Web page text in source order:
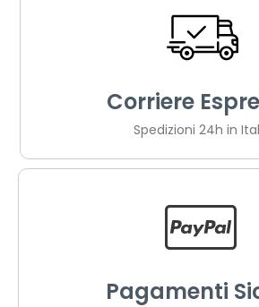
Corriere
Spedizioni 24h in
Pagamenti